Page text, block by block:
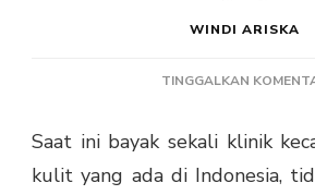
WINDI ARISKA
TINGGALKAN
Saat ini bayak sekali klinik
kulityang ada di Indonesia,